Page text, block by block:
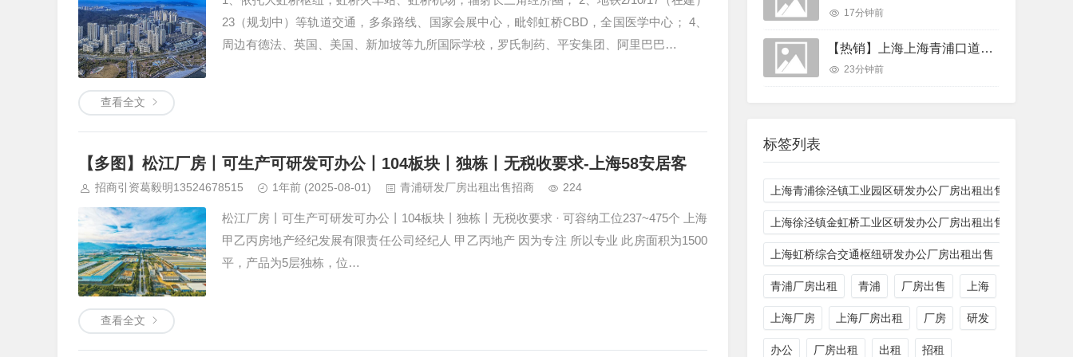
23（规划中）等轨道交通，多条路线、国家会展中心，毗邻虹桥CBD，全国医学中心； 4、
周边有德法、英国、美国、新加坡等九所国际学校，罗氏制药、平安集团、阿里巴巴…
查看全文
【多图】松江厂房丨可生产可研发可办公丨104板块丨独栋丨无税收要求-上海58安居客
招商引资葛毅明13524678515 1年前 (2025-08-01) 青浦研发厂房出租出售招商 224
松江厂房丨可生产可研发可办公丨104板块丨独栋丨无税收要求 · 可容纳工位237~475个 上海
甲乙丙房地产经纪发展有限责任公司经纪人 甲乙丙地产 因为专注 所以专业 此房面积为1500
平，产品为5层独栋，位…
查看全文
17分钟前
【热销】上海上海青浦口道路新水路香花桥55亩25000平厂房出租，紧邻高速
23分钟前
标签列表
上海青浦徐泾镇工业园区研发办公厂房出租出售
上海徐泾镇金虹桥工业区研发办公厂房出租出售
上海虹桥综合交通枢纽研发办公厂房出租出售
青浦厂房出租 青浦 厂房出售 上海
上海厂房 上海厂房出租 厂房 研发
办公 厂房出租 出租 招租